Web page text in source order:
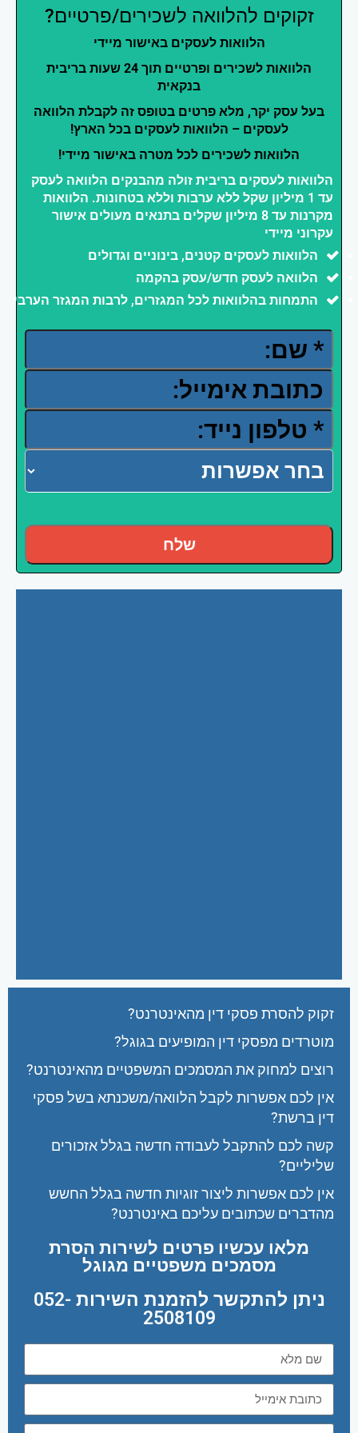
זקוקים להלוואה לשכירים/פרטיים?
הלוואות לעסקים באישור מיידי
הלוואות לשכירים ופרטיים תוך 24 שעות בריבית
בנקאית
בעל עסק יקר, מלא פרטים בטופס זה לקבלת הלוואה
לעסקים – הלוואות לעסקים בכל הארץ!
הלוואות לשכירים לכל מטרה באישור מיידי!
הלוואות לעסקים בריבית זולה מהבנקים הלוואה לעסק
עד 1 מיליון שקל ללא ערבות וללא בטחונות. הלוואות
מקרנות עד 8 מיליון שקלים בתנאים מעולים אישור
עקרוני מיידי
הלוואות לעסקים קטנים, בינוניים וגדולים
הלוואה לעסק חדש/עסק בהקמה
התמחות בהלוואות לכל המגזרים, לרבות המגזר הערבי
זקוק להסרת פסקי דין מהאינטרנט?
מוטרדים מפסקי דין המופיעים בגוגל?
רוצים למחוק את המסמכים המשפטיים מהאינטרנט?
אין לכם אפשרות לקבל הלוואה/משכנתא בשל פסקי
דין ברשת?
קשה לכם להתקבל לעבודה חדשה בגלל אזכורים
שליליים?
אין לכם אפשרות ליצור זוגיות חדשה בגלל החשש
מהדברים שכתובים עליכם באינטרנט?
מלאו עכשיו פרטים לשירות הסרת
מסמכים משפטיים מגוגל
ניתן להתקשר להזמנת השירות 052-
2508109